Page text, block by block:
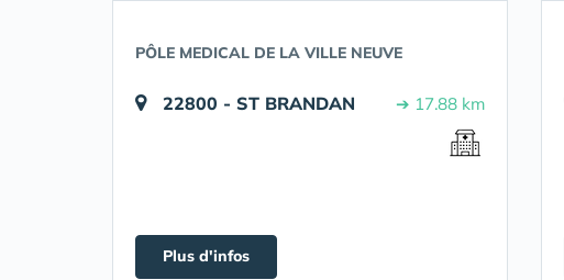
PÔLE MEDICAL DE LA VILLE NEUVE
22800 - ST BRANDAN ➔ 17.88 km
Plus d'infos